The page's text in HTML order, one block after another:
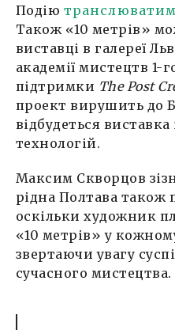
Подію
Також «10 метрів»
виставці в галереї
академії мистецтв 1-
підтримки The Post
проект вирушить до
відбудеться
технологій.
Максим Скворцов
рідна Полтава також
оскільки художник
«10 метрів» у
звертаючи увагу
сучасного мистецтва.